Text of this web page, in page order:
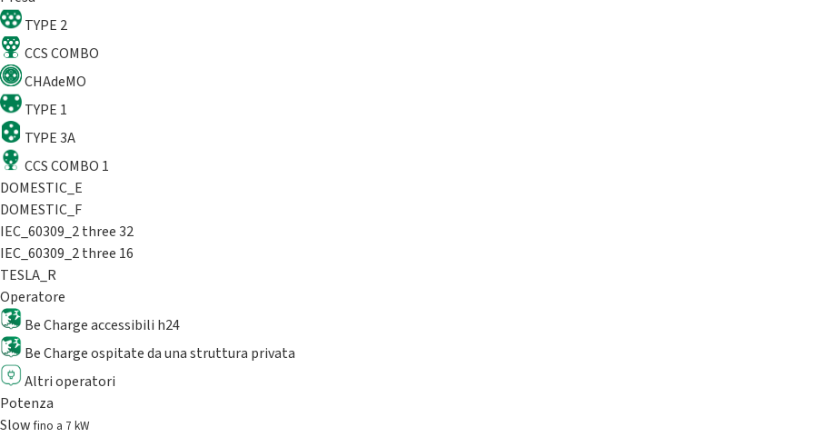
TYPE 2
CCS COMBO
CHAdeMO
TYPE 1
TYPE 3A
CCS COMBO 1
DOMESTIC_E
DOMESTIC_F
IEC_60309_2 three 32
IEC_60309_2 three 16
TESLA_R
Operatore
Be Charge accessibili h24
Be Charge ospitate da una struttura privata
Altri operatori
Potenza
Slowfino a 7 kW